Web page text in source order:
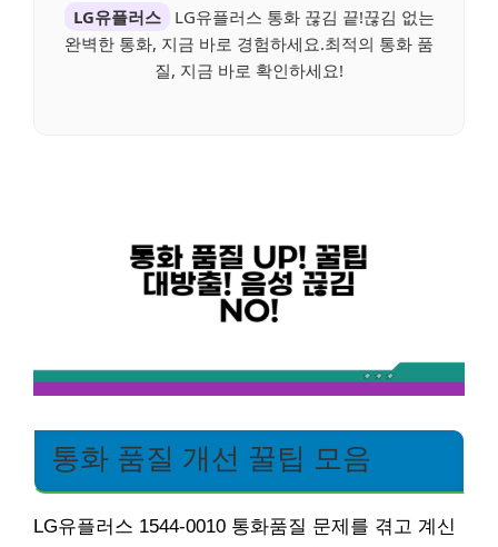
LG유플러스
LG유플러스 통화 끊김 끝!끊김 없는
완벽한 통화, 지금 바로 경험하세요.최적의 통화 품
질, 지금 바로 확인하세요!
통화 품질 개선 꿀팁 모음
LG유플러스 1544-0010 통화품질 문제를 겪고 계신